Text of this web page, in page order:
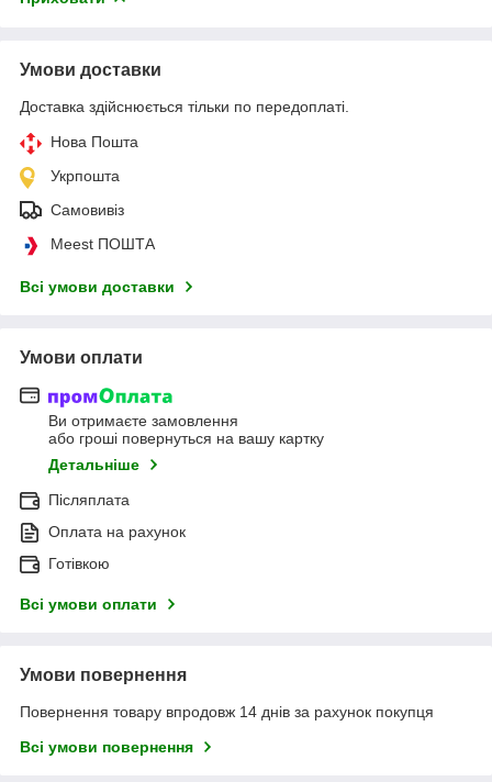
Умови доставки
Доставка здійснюється тільки по передоплаті.
Нова Пошта
Укрпошта
Самовивіз
Meest ПОШТА
Всі умови доставки
Умови оплати
Ви отримаєте замовлення
або гроші повернуться на вашу картку
Детальніше
Післяплата
Оплата на рахунок
Готівкою
Всі умови оплати
Умови повернення
Повернення товару впродовж 14 днів за рахунок покупця
Всі умови повернення